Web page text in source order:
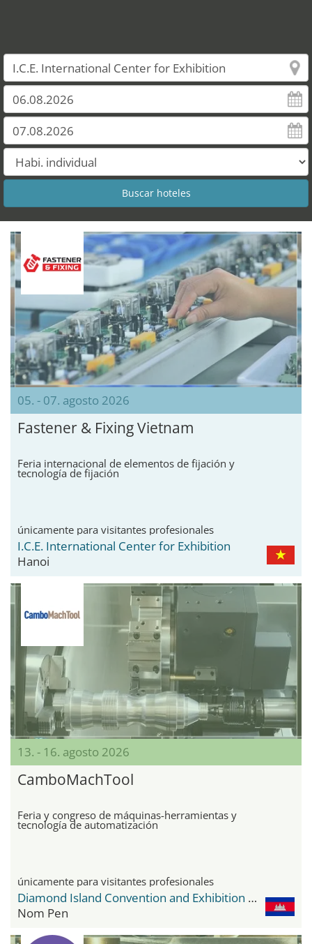
05. - 07. agosto 2026
Fastener & Fixing Vietnam
Feria internacional de elementos de fijación y
tecnología de fijación
únicamente para visitantes profesionales
I.C.E. International Center for Exhibition
Hanoi
13. - 16. agosto 2026
CamboMachTool
Feria y congreso de máquinas-herramientas y
tecnología de automatización
únicamente para visitantes profesionales
Diamond Island Convention and Exhibition Center
Nom Pen